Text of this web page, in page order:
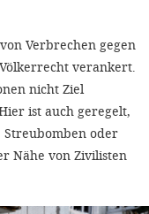
Verbrechen gegen
verankert.
nicht Ziel
ist auch geregelt,
Streubomben oder
Nähe von Zivilisten